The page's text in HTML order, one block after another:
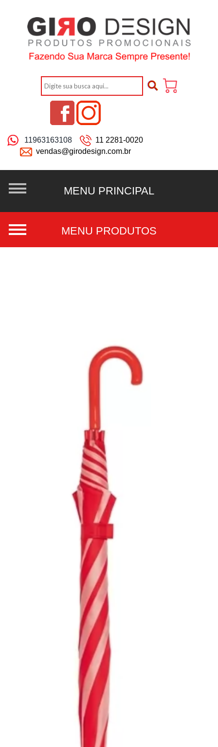
11963163108
11 2281-0020
vendas@girodesign.com.br